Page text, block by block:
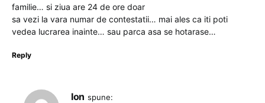
familie… si ziua are 24 de ore doar
sa vezi la vara numar de contestatii… mai ales ca iti poti
vedea lucrarea inainte… sau parca asa se hotarase…
Reply
Ion spune: